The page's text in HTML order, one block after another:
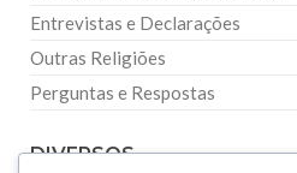
Entrevistas e Declarações
Outras Religiões
Perguntas e Respostas
DIVERSOS